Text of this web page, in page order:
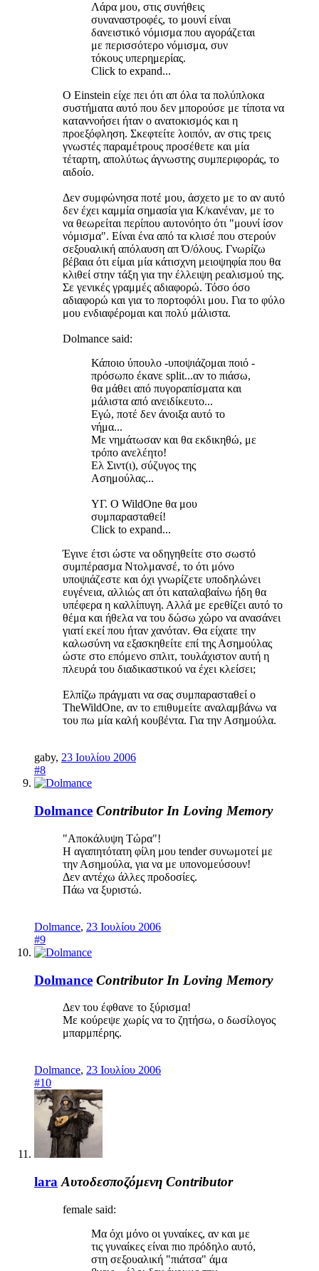
Λάρα μου, στις συνήθεις
συναναστροφές, το μουνί είναι
δανειστικό νόμισμα που αγοράζεται
με περισσότερο νόμισμα, συν
τόκους υπερημερίας.
Click to expand...
O Einstein είχε πει ότι απ όλα τα πολύπλοκα
συστήματα αυτό που δεν μπορούσε με τίποτα να
καταννοήσει ήταν ο ανατοκισμός και η
προεξόφληση. Σκεφτείτε λοιπόν, αν στις τρεις
γνωστές παραμέτρους προσέθετε και μία
τέταρτη, απολύτως άγνωστης συμπεριφοράς, το
αιδοίο.
Δεν συμφώνησα ποτέ μου, άσχετο με το αν αυτό
δεν έχει καμμία σημασία για Κ/κανέναν, με το
να θεωρείται περίπου αυτονόητο ότι "μουνί ίσον
νόμισμα". Είναι ένα από τα κλισέ που στερούν
σεξουαλική απόλαυση απ Ό/όλους. Γνωρίζω
βέβαια ότι είμαι μία κάτισχνη μειοψηφία που θα
κλιθεί στην τάξη για την έλλειψη ρεαλισμού της.
Σε γενικές γραμμές αδιαφορώ. Τόσο όσο
αδιαφορώ και για το πορτοφόλι μου. Για το φύλο
μου ενδιαφέρομαι και πολύ μάλιστα.
Dolmance said:
Κάποιο ύπουλο -υποψιάζομαι ποιό -
πρόσωπο έκανε split...αν το πιάσω,
θα μάθει από πυγοραπίσματα και
μάλιστα από ανειδίκευτο...
Εγώ, ποτέ δεν άνοιξα αυτό το
νήμα...
Με νημάτωσαν και θα εκδικηθώ, με
τρόπο ανελέητο!
Ελ Σιντ(ι), σύζυγος της
Ασημούλας...
ΥΓ. Ο WildOne θα μου
συμπαρασταθεί!
Click to expand...
Έγινε έτσι ώστε να οδηγηθείτε στο σωστό
συμπέρασμα Ντολμανσέ, το ότι μόνο
υποψιάζεστε και όχι γνωρίζετε υποδηλώνει
ευγένεια, αλλιώς απ ότι καταλαβαίνω ήδη θα
υπέφερα η καλλίπυγη. Αλλά με ερεθίζει αυτό το
θέμα και ήθελα να του δώσω χώρο να ανασάνει
γιατί εκεί που ήταν χανόταν. Θα είχατε την
καλωσύνη να εξασκηθείτε επί της Ασημούλας
ώστε στο επόμενο σπλιτ, τουλάχιστον αυτή η
πλευρά του διαδικαστικού να έχει κλείσει;
Ελπίζω πράγματι να σας συμπαρασταθεί ο
TheWildOne, αν το επιθυμείτε αναλαμβάνω να
του πω μία καλή κουβέντα. Για την Ασημούλα.
gaby, 23 Ιουλίου 2006
#8
Dolmance Contributor In Loving Memory
"Aποκάλυψη Τώρα"!
Η αγαπητότατη φίλη μου tender συνωμοτεί με
την Ασημούλα, για να με υπονομεύσουν!
Δεν αντέχω άλλες προδοσίες.
Πάω να ξυριστώ.
Dolmance, 23 Ιουλίου 2006
#9
Dolmance Contributor In Loving Memory
Δεν του έφθανε το ξύρισμα!
Με κούρεψε χωρίς να το ζητήσω, ο δωσίλογος
μπαρμπέρης.
Dolmance, 23 Ιουλίου 2006
#10
lara Αυτοδεσποζόμενη Contributor
female said:
Μα όχι μόνο οι γυναίκες, αν και με
τις γυναίκες είναι πιο πρόδηλο αυτό,
στη σεξουαλική "πιάτσα" άμα